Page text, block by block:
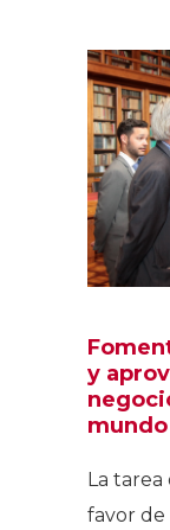
y
mundo
La
favor de